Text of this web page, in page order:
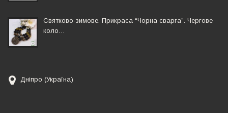
Святково-зимове. Прикраса “Чорна сварга”. Чергове
коло…
Дніпро (Україна)